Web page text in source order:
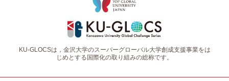
KU-GLOCSは，金沢大学のスーパーグローバル大学創成支援事業をは
じめとする国際化の取り組みの総称です。